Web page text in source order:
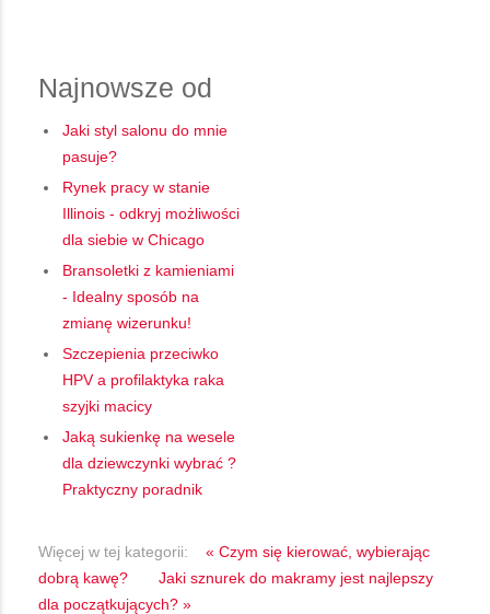
Najnowsze od
Jaki styl salonu do mnie
pasuje?
Rynek pracy w stanie
Illinois - odkryj możliwości
dla siebie w Chicago
Bransoletki z kamieniami
- Idealny sposób na
zmianę wizerunku!
Szczepienia przeciwko
HPV a profilaktyka raka
szyjki macicy
Jaką sukienkę na wesele
dla dziewczynki wybrać ?
Praktyczny poradnik
Więcej w tej kategorii:
« Czym się kierować, wybierając
dobrą kawę?
Jaki sznurek do makramy jest najlepszy
dla początkujących? »